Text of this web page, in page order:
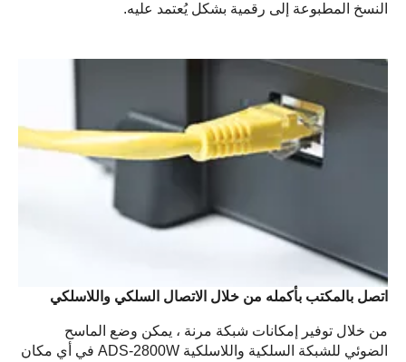
النسخ المطبوعة إلى رقمية بشكل يُعتمد عليه.
اتصل بالمكتب بأكمله من خلال الاتصال السلكي واللاسلكي
من خلال توفير إمكانات شبكة مرنة ، يمكن وضع الماسح
الضوئي للشبكة السلكية واللاسلكية ADS-2800W في أي مكان